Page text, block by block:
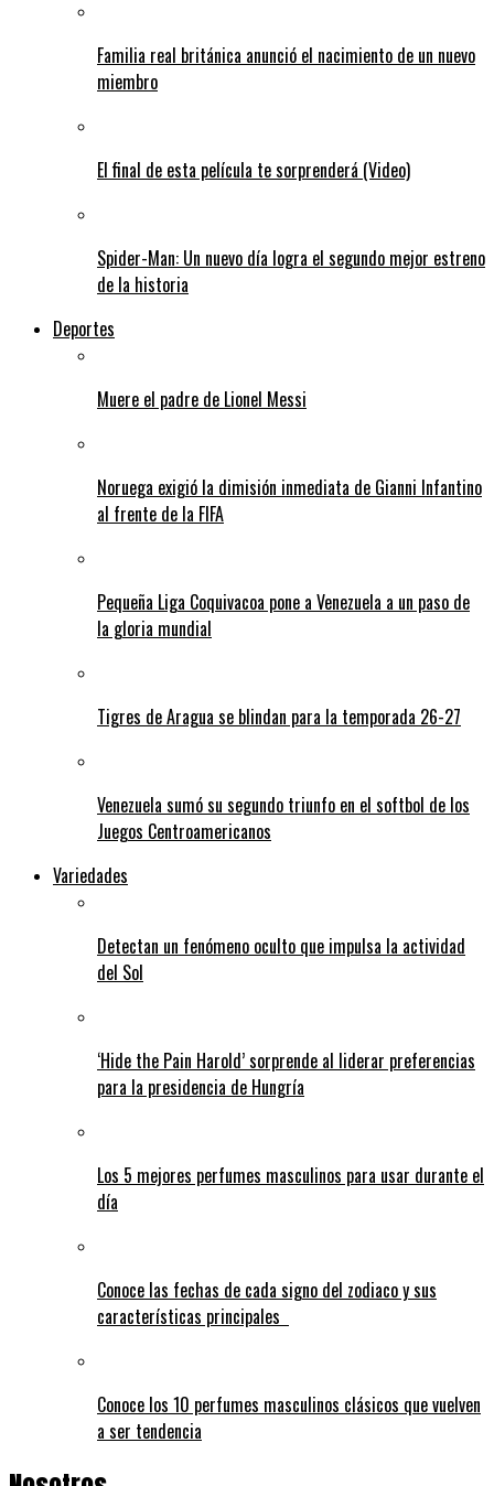
Familia real británica anunció el nacimiento de un nuevo
miembro
El final de esta película te sorprenderá (Video)
Spider-Man: Un nuevo día logra el segundo mejor estreno
de la historia
Deportes
Muere el padre de Lionel Messi
Noruega exigió la dimisión inmediata de Gianni Infantino
al frente de la FIFA
Pequeña Liga Coquivacoa pone a Venezuela a un paso de
la gloria mundial
Tigres de Aragua se blindan para la temporada 26-27
Venezuela sumó su segundo triunfo en el softbol de los
Juegos Centroamericanos
Variedades
Detectan un fenómeno oculto que impulsa la actividad
del Sol
‘Hide the Pain Harold’ sorprende al liderar preferencias
para la presidencia de Hungría
Los 5 mejores perfumes masculinos para usar durante el
día
Conoce las fechas de cada signo del zodiaco y sus
características principales
Conoce los 10 perfumes masculinos clásicos que vuelven
a ser tendencia